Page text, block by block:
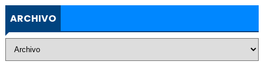
ARCHIVO